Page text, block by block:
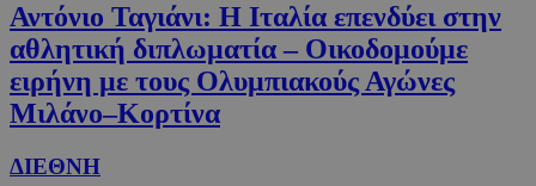
Αντόνιο Ταγιάνι: Η Ιταλία επενδύει στην
αθλητική διπλωματία – Οικοδομούμε
ειρήνη με τους Ολυμπιακούς Αγώνες
Μιλάνο–Κορτίνα
ΔΙΕΘΝΗ